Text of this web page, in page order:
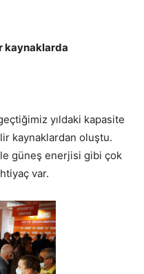
kaynaklarda
yıldaki kapasite
kaynaklardan oluştu.
güneş enerjisi gibi çok
var.